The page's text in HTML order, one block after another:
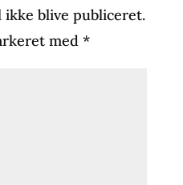
ikke blive publiceret.
med *